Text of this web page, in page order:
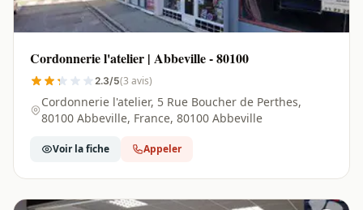
Cordonnerie l'atelier | Abbeville - 80100
2.3/5(3 avis)
Cordonnerie l'atelier, 5 Rue Boucher de Perthes,
80100 Abbeville, France, 80100 Abbeville
Voir la fiche Appeler